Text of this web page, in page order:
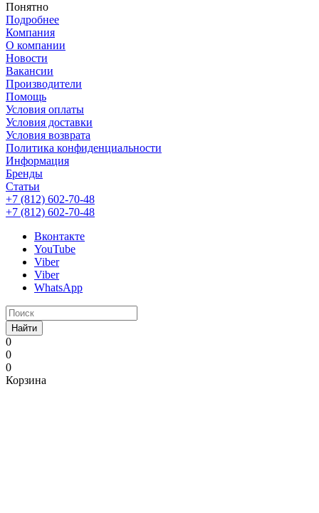
Понятно
Подробнее
Компания
О компании
Новости
Вакансии
Производители
Помощь
Условия оплаты
Условия доставки
Условия возврата
Политика конфиденциальности
Информация
Бренды
Статьи
+7 (812) 602-70-48
+7 (812) 602-70-48
Вконтакте
YouTube
Viber
Viber
WhatsApp
Найти
0
0
0
Корзина